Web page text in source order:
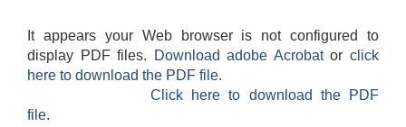
It appears your Web browser is not configured to
display PDF files.
Download adobe Acrobatorclick
here to download the PDF file.
Click here to download the PDF
file.